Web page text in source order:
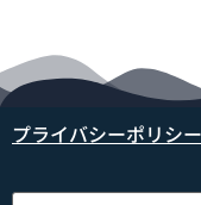
プライバシーポリシー